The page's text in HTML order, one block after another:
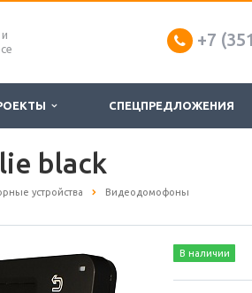
+7
СПЕЦПРЕДЛОЖЕНИЯ
black
устройства Видеодомофоны
В наличии